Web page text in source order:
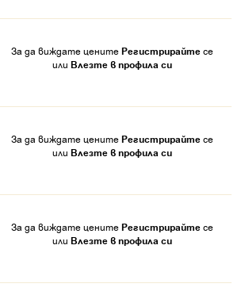
За да виждате ценитеРегистрирайтесе
илиВлезте в профила си
За да виждате ценитеРегистрирайтесе
илиВлезте в профила си
За да виждате ценитеРегистрирайтесе
илиВлезте в профила си